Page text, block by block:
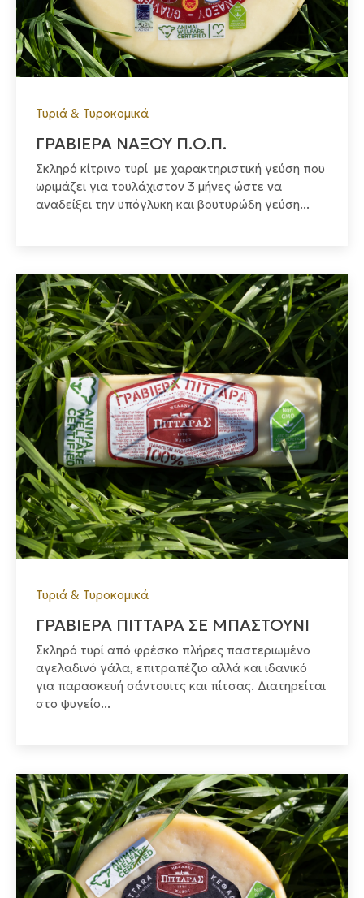
Τυριά & Τυροκομικά
ΓΡΑΒΙΕΡΑ ΝΑΞΟΥ Π.Ο.Π.
Σκληρό κίτρινο τυρί με χαρακτηριστική γεύση που
ωριμάζει για τουλάχιστον 3 μήνες ώστε να
αναδείξει την υπόγλυκη και βουτυρώδη γεύση...
Τυριά & Τυροκομικά
ΓΡΑΒΙΕΡΑ ΠΙΤΤΑΡΑ ΣΕ ΜΠΑΣΤΟΥΝΙ
Σκληρό τυρί από φρέσκο πλήρες παστεριωμένο
αγελαδινό γάλα, επιτραπέζιο αλλά και ιδανικό
για παρασκευή σάντουιτς και πίτσας. Διατηρείται
στο ψυγείο...